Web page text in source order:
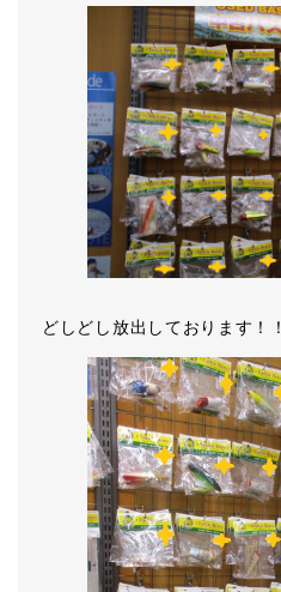
どしどし放出しております！！